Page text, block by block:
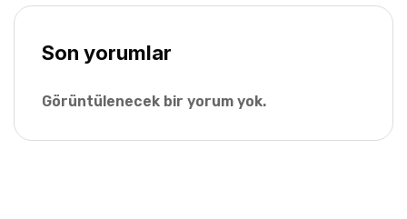
Son yorumlar
Görüntülenecek bir yorum yok.